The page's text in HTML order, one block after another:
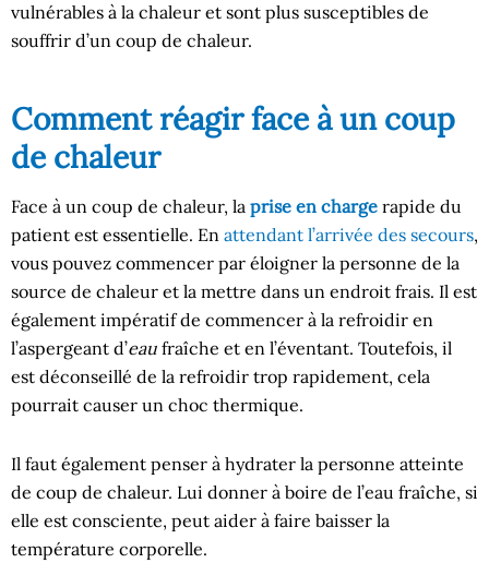
vulnérables à la chaleur et sont plus susceptibles de
souffrir d’un coup de chaleur.
Comment réagir face à un coup
de chaleur
Face à un coup de chaleur, la prise en charge rapide du
patient est essentielle. En attendant l’arrivée des secours,
vous pouvez commencer par éloigner la personne de la
source de chaleur et la mettre dans un endroit frais. Il est
également impératif de commencer à la refroidir en
l’aspergeant d’eau fraîche et en l’éventant. Toutefois, il
est déconseillé de la refroidir trop rapidement, cela
pourrait causer un choc thermique.
Il faut également penser à hydrater la personne atteinte
de coup de chaleur. Lui donner à boire de l’eau fraîche, si
elle est consciente, peut aider à faire baisser la
température corporelle.